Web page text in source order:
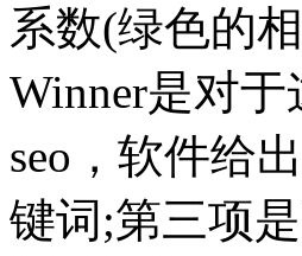
系数(绿色的
Winner是对
seo，软件给
键词;第三项